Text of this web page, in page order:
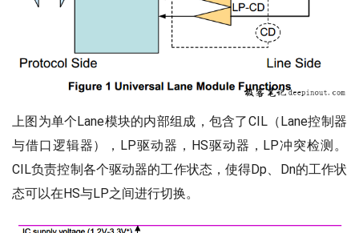
上图为单个Lane模块的内部组成，包含了CIL（Lane控制器
与借口逻辑器），LP驱动器，HS驱动器，LP冲突检测。
CIL负责控制各个驱动器的工作状态，使得Dp、Dn的工作状
态可以在HS与LP之间进行切换。